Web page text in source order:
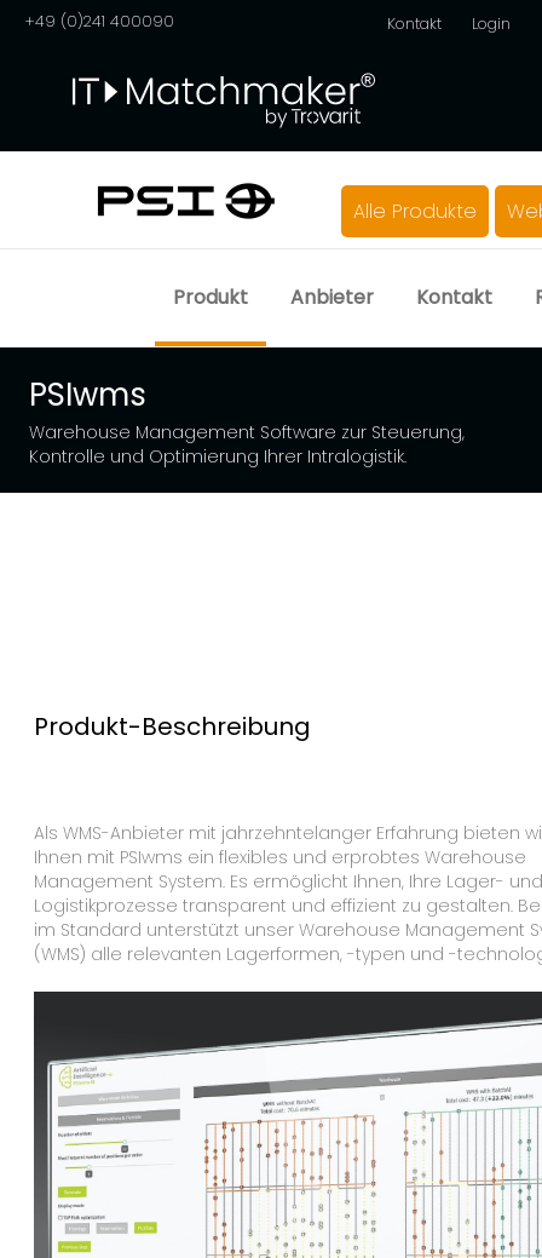
+49 (0)241 400090 Kontakt Login
Produkt Anbieter Kontakt
Alle Produkte
PSIwms
Warehouse Management Software zur Steuerung,
Kontrolle und Optimierung Ihrer Intralogistik.
Produkt-Beschreibung
Als WMS-Anbieter mit jahrzehntelanger Erfahrung bieten
Ihnen mit PSIwms ein flexibles und erprobtes Warehouse
Management System. Es ermöglicht Ihnen, Ihre Lager-
Logistikprozesse transparent und effizient zu gestalten.
im Standard unterstützt unser Warehouse Management
(WMS) alle relevanten Lagerformen, -typen und -